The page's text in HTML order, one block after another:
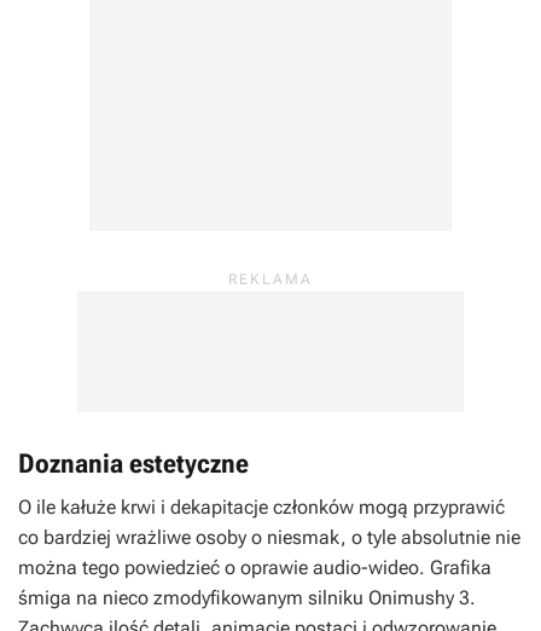
Doznania estetyczne
O ile kałuże krwi i dekapitacje członków mogą przyprawić
co bardziej wrażliwe osoby o niesmak, o tyle absolutnie nie
można tego powiedzieć o oprawie audio-wideo. Grafika
śmiga na nieco zmodyfikowanym silniku Onimushy 3.